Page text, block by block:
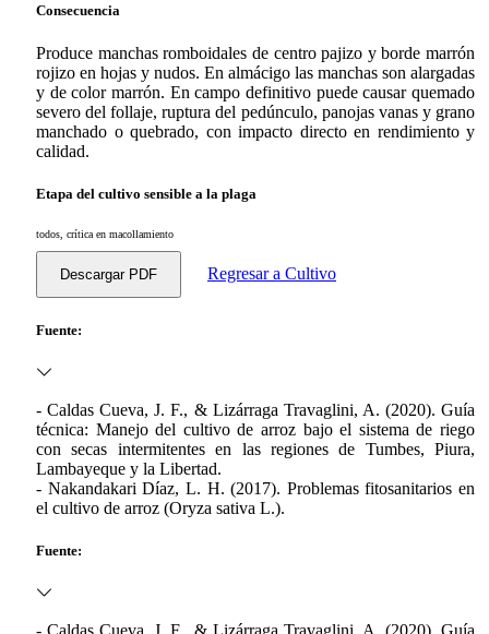
Consecuencia
Produce manchas romboidales de centro pajizo y borde marrón
rojizo en hojas y nudos. En almácigo las manchas son alargadas
y de color marrón. En campo definitivo puede causar quemado
severo del follaje, ruptura del pedúnculo, panojas vanas y grano
manchado o quebrado, con impacto directo en rendimiento y
calidad.
Etapa del cultivo sensible a la plaga
todos, crítica en macollamiento
Descargar PDF Regresar a Cultivo
Fuente:
- Caldas Cueva, J. F., & Lizárraga Travaglini, A. (2020). Guía
técnica: Manejo del cultivo de arroz bajo el sistema de riego
con secas intermitentes en las regiones de Tumbes, Piura,
Lambayeque y la Libertad.
- Nakandakari Díaz, L. H. (2017). Problemas fitosanitarios en
el cultivo de arroz (Oryza sativa L.).
Fuente: